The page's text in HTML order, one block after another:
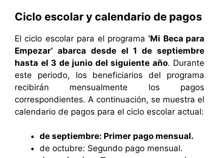
Ciclo escolar y calendario de pagos
El ciclo escolar para el programa ‘Mi Beca para
Empezar’ abarca desde el 1 de septiembre
hasta el 3 de junio del siguiente año. Durante
este periodo, los beneficiarios del programa
recibirán mensualmente los pagos
correspondientes. A continuación, se muestra el
calendario de pagos para el ciclo escolar actual:
de septiembre: Primer pago mensual.
de octubre: Segundo pago mensual.